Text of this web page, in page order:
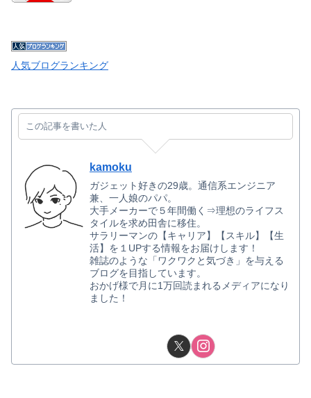
人気ブログランキング
この記事を書いた人
kamoku
ガジェット好きの29歳。通信系エンジニア
兼、一人娘のパパ。
大手メーカーで５年間働く⇒理想のライフス
タイルを求め田舎に移住。
サラリーマンの【キャリア】【スキル】【生
活】を１UPする情報をお届けします！
雑誌のような「ワクワクと気づき」を与える
ブログを目指しています。
おかげ様で月に1万回読まれるメディアになり
ました！